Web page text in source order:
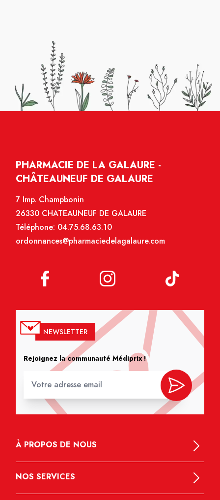
PHARMACIE DE LA GALAURE -
CHÂTEAUNEUF DE GALAURE
7 Imp. Champbonin
26330 CHATEAUNEUF DE GALAURE
Téléphone: 04.75.68.63.10
ordonnances@pharmaciedelagalaure.com
NEWSLETTER
Rejoignez la communauté Médiprix !
À PROPOS DE NOUS
NOS SERVICES